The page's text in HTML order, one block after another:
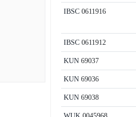
IBSC 0611916
IBSC 0611912
KUN 69037
KUN 69036
KUN 69038